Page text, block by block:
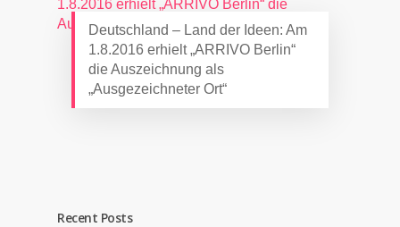
Deutschland – Land der Ideen: Am
1.8.2016 erhielt „ARRIVO Berlin“
die Auszeichnung als
„Ausgezeichneter Ort“
Recent Posts